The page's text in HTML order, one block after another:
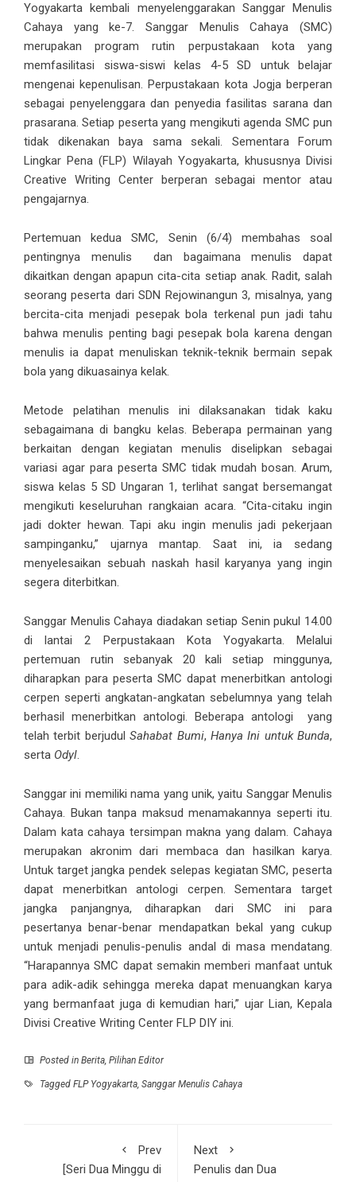
Yogyakarta kembali menyelenggarakan Sanggar Menulis
Cahaya yang ke-7. Sanggar Menulis Cahaya (SMC)
merupakan program rutin perpustakaan kota yang
memfasilitasi siswa-siswi kelas 4-5 SD untuk belajar
mengenai kepenulisan. Perpustakaan kota Jogja berperan
sebagai penyelenggara dan penyedia fasilitas sarana dan
prasarana. Setiap peserta yang mengikuti agenda SMC pun
tidak dikenakan baya sama sekali. Sementara Forum
Lingkar Pena (FLP) Wilayah Yogyakarta, khususnya Divisi
Creative Writing Center berperan sebagai mentor atau
pengajarnya.
Pertemuan kedua SMC, Senin (6/4) membahas soal
pentingnya menulis dan bagaimana menulis dapat
dikaitkan dengan apapun cita-cita setiap anak. Radit, salah
seorang peserta dari SDN Rejowinangun 3, misalnya, yang
bercita-cita menjadi pesepak bola terkenal pun jadi tahu
bahwa menulis penting bagi pesepak bola karena dengan
menulis ia dapat menuliskan teknik-teknik bermain sepak
bola yang dikuasainya kelak.
Metode pelatihan menulis ini dilaksanakan tidak kaku
sebagaimana di bangku kelas. Beberapa permainan yang
berkaitan dengan kegiatan menulis diselipkan sebagai
variasi agar para peserta SMC tidak mudah bosan. Arum,
siswa kelas 5 SD Ungaran 1, terlihat sangat bersemangat
mengikuti keseluruhan rangkaian acara. “Cita-citaku ingin
jadi dokter hewan. Tapi aku ingin menulis jadi pekerjaan
sampinganku,” ujarnya mantap. Saat ini, ia sedang
menyelesaikan sebuah naskah hasil karyanya yang ingin
segera diterbitkan.
Sanggar Menulis Cahaya diadakan setiap Senin pukul 14.00
di lantai 2 Perpustakaan Kota Yogyakarta. Melalui
pertemuan rutin sebanyak 20 kali setiap minggunya,
diharapkan para peserta SMC dapat menerbitkan antologi
cerpen seperti angkatan-angkatan sebelumnya yang telah
berhasil menerbitkan antologi. Beberapa antologi yang
telah terbit berjudulSahabat Bumi, Hanya Ini untuk Bunda,
serta Odyl.
Sanggar ini memiliki nama yang unik, yaitu Sanggar Menulis
Cahaya. Bukan tanpa maksud menamakannya seperti itu.
Dalam kata cahaya tersimpan makna yang dalam. Cahaya
merupakan akronim dari membaca dan hasilkan karya.
Untuk target jangka pendek selepas kegiatan SMC, peserta
dapat menerbitkan antologi cerpen. Sementara target
jangka panjangnya, diharapkan dari SMC ini para
pesertanya benar-benar mendapatkan bekal yang cukup
untuk menjadi penulis-penulis andal di masa mendatang.
“Harapannya SMC dapat semakin memberi manfaat untuk
para adik-adik sehingga mereka dapat menuangkan karya
yang bermanfaat juga di kemudian hari,” ujar Lian, Kepala
Divisi Creative Writing Center FLP DIY ini.
Posted in Berita, Pilihan Editor
Tagged FLP Yogyakarta, Sanggar Menulis Cahaya
Prev
[Seri Dua Minggu di
Next
Penulis dan Dua